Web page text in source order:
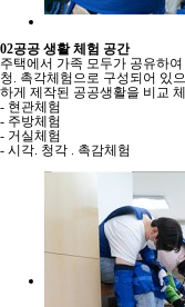
02공공 생활 체험 공간
주택에서 가족 모두가 공유하
청. 촉각체험으로 구성되어 있
하게 제작된 공공생활을 비교
- 현관체험
- 주방체험
- 거실체험
- 시각. 청각 . 촉감체험